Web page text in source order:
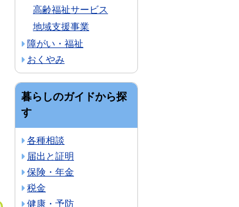
高齢福祉サービス
地域支援事業
障がい・福祉
おくやみ
暮らしのガイドから探
す
各種相談
届出と証明
保険・年金
税金
健康・予防